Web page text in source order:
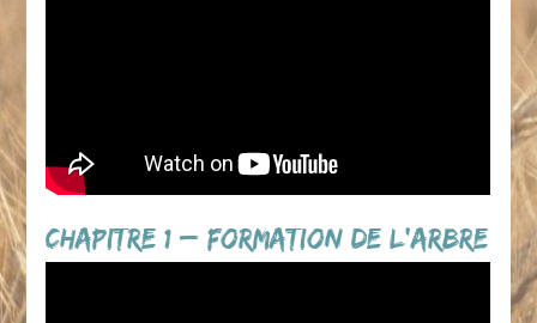
Chapitre 1 – Formation de l’Arbre